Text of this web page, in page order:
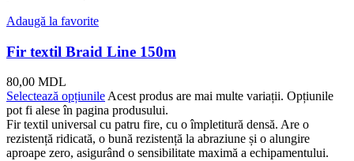
Adaugă la favorite
Fir textil Braid Line 150m
80,00 MDL
Selectează opțiunile Acest produs are mai multe variații. Opțiunile
pot fi alese în pagina produsului.
Fir textil universal cu patru fire, cu o împletitură densă. Are o
rezistență ridicată, o bună rezistență la abraziune și o alungire
aproape zero, asigurând o sensibilitate maximă a echipamentului.